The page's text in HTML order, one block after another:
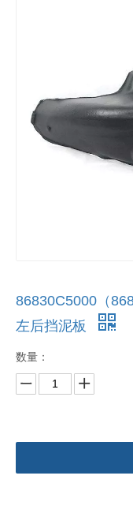
86830C5000（
左后挡泥板
数量：